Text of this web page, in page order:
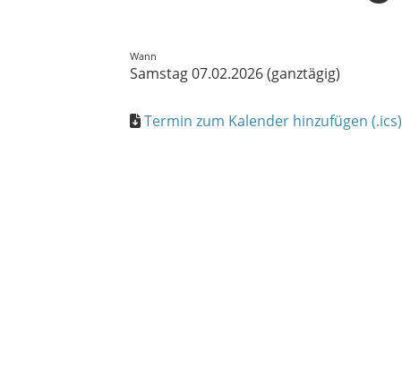
Wann
Samstag 07.02.2026 (ganztägig)
Termin zum Kalender hinzufügen (.ics)